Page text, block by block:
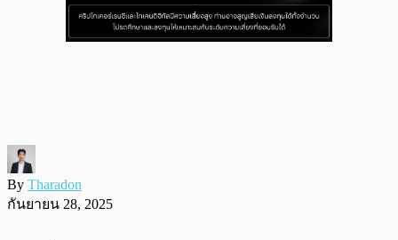
By Tharadon
กันยายน 28, 2025